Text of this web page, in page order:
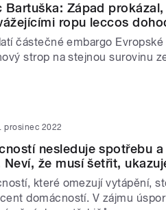
Bartuška: Západ
ropu leccos
částečné embargo
strop na stejnou surovinu
prosinec 2022
nesleduje spotřebu a
že musí šetřit,
které omezují vytápění,
domácností. V zájmu